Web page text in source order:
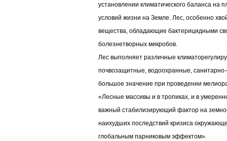
установлении климатического баланса на
условий жизни на Земле. Лес, особенно
вещества, обладающие бактерицидными
болезнетворных микробов.
Лес выполняет различные
почвозащитные, водоохранные,
большое значение при проведении
«Лесные массивы и в тропиках, и в
важный стабилизирующий фактор на
наихудших последствий кризиса
глобальным парниковым эффектом».